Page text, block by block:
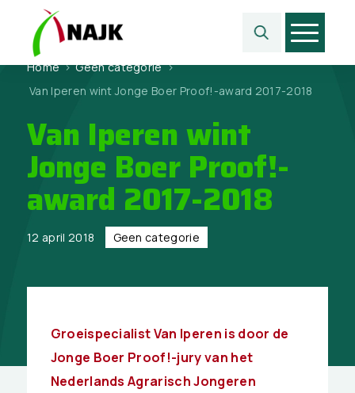
Home > Geen categorie >
Van Iperen wint Jonge Boer Proof!-award 2017-2018
Van Iperen wint
Jonge Boer Proof!-
award 2017-2018
12 april 2018 Geen categorie
Groeispecialist Van Iperen is door de
Jonge Boer Proof!-jury van het
Nederlands Agrarisch Jongeren